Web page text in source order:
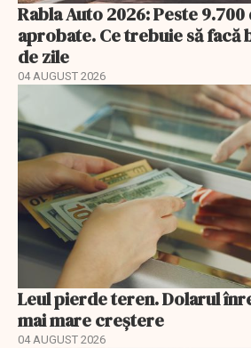
Rabla Auto 2026: Peste
aprobate. Ce trebuie să facă
de zile
04 AUGUST 2026
Leul pierde teren. Dolarul
mai mare creștere
04 AUGUST 2026